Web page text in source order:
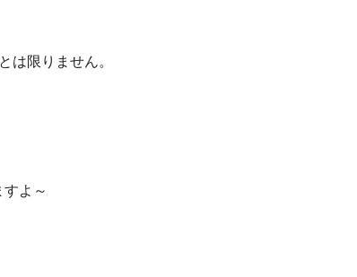
限りません。
よ～